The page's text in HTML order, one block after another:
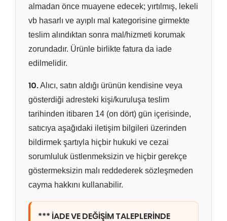
almadan önce muayene edecek; yırtılmış, lekeli
vb hasarlı ve ayıplı mal kategorisine girmekte
teslim alındıktan sonra mal/hizmeti korumak
zorundadır. Ürünle birlikte fatura da iade
edilmelidir.
10.Alıcı, satın aldığı ürünün kendisine veya
gösterdiği adresteki kişi/kuruluşa teslim
tarihinden itibaren 14 (on dört) gün içerisinde,
satıcıya aşağıdaki iletişim bilgileri üzerinden
bildirmek şartıyla hiçbir hukuki ve cezai
sorumluluk üstlenmeksizin ve hiçbir gerekçe
göstermeksizin malı reddederek sözleşmeden
cayma hakkını kullanabilir.
*** İADE VE DEĞİŞİM TALEPLERİNDE